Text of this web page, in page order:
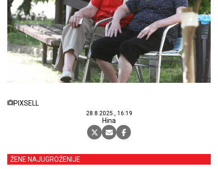
PIXSELL
28.8.2025., 16:19
Hina
ŽENE NAJUGROŽENIJE